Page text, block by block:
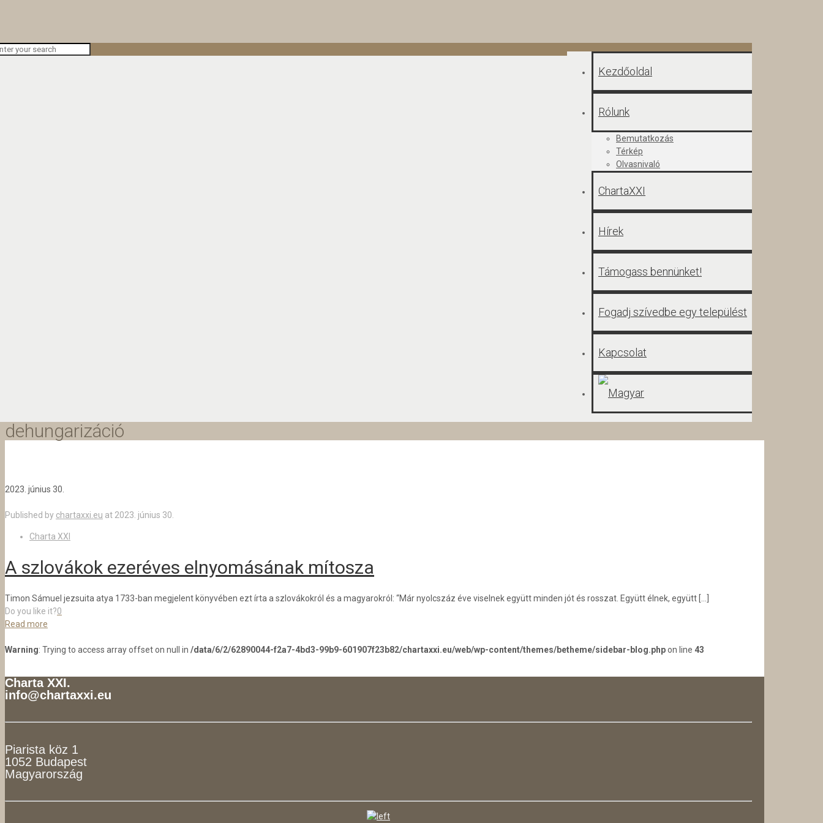
Kezdőoldal
Rólunk
Bemutatkozás
Térkép
Olvasnivaló
ChartaXXI
Hírek
Támogass bennünket!
Fogadj szívedbe egy települést
Kapcsolat
dehungarizáció
2023. június 30.
Published by chartaxxi.eu at 2023. június 30.
Charta XXI
A szlovákok ezeréves elnyomásának mítosza
Timon Sámuel jezsuita atya 1733-ban megjelent könyvében ezt írta a szlovákokról és a magyarokról: “Már nyolcszáz éve viselnek együtt minden jót és rosszat. Együtt élnek, együtt […]
Do you like it?0
Read more
Warning: Trying to access array offset on null in /data/6/2/62890044-f2a7-4bd3-99b9-601907f23b82/chartaxxi.eu/web/wp-content/themes/betheme/sidebar-blog.phpon line 43
Charta XXI.
info@chartaxxi.eu
Piarista köz 1
1052 Budapest
Magyarország